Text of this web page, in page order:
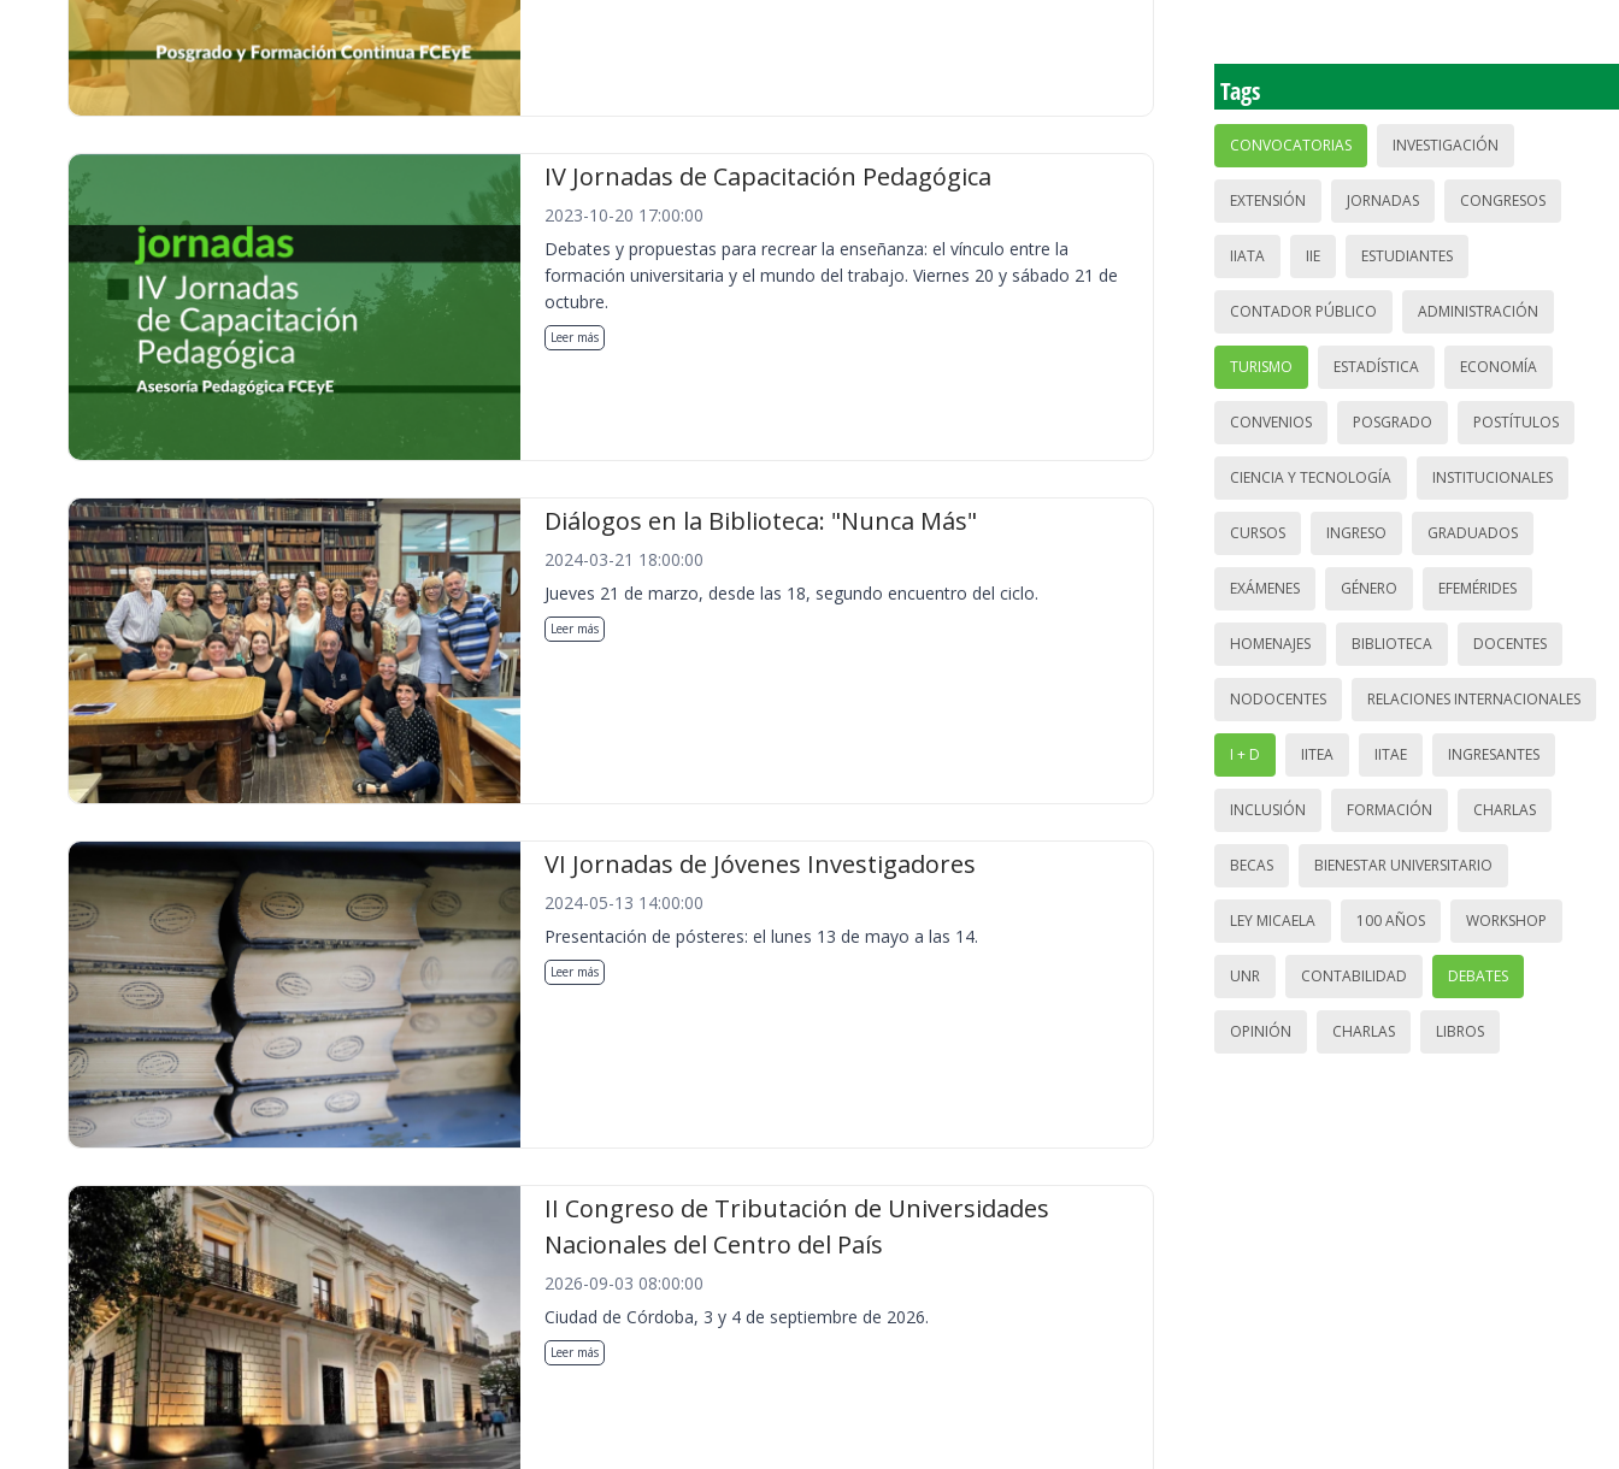
IV Jornadas de Capacitación Pedagógica
2023-10-20 17:00:00
Debates y propuestas para recrear la enseñanza: el vínculo entre la
formación universitaria y el mundo del trabajo. Viernes 20 y sábado 21 de
octubre.
Leer más
Diálogos en la Biblioteca: "Nunca Más"
2024-03-21 18:00:00
Jueves 21 de marzo, desde las 18, segundo encuentro del ciclo.
Leer más
VI Jornadas de Jóvenes Investigadores
2024-05-13 14:00:00
Presentación de pósteres: el lunes 13 de mayo a las 14.
Leer más
II Congreso de Tributación de Universidades
Nacionales del Centro del País
2026-09-03 08:00:00
Ciudad de Córdoba, 3 y 4 de septiembre de 2026.
Leer más
Tags
CONVOCATORIAS INVESTIGACIÓN
EXTENSIÓN JORNADAS CONGRESOS
IIATA IIE ESTUDIANTES
CONTADOR PÚBLICO ADMINISTRACIÓN
TURISMO ESTADÍSTICA ECONOMÍA
CONVENIOS POSGRADO POSTÍTULOS
CIENCIA Y TECNOLOGÍA INSTITUCIONALES
CURSOS INGRESO GRADUADOS
EXÁMENES GÉNERO EFEMÉRIDES
HOMENAJES BIBLIOTECA DOCENTES
NODOCENTES RELACIONES INTERNACIONALES
I + D IITEA IITAE INGRESANTES
INCLUSIÓN FORMACIÓN CHARLAS
BECAS BIENESTAR UNIVERSITARIO
LEY MICAELA 100 AÑOS WORKSHOP
UNR CONTABILIDAD DEBATES
OPINIÓN CHARLAS LIBROS